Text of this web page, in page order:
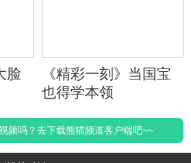
脸
《精彩一刻》当国宝
也得学本领
频吗？去下载熊猫频道客户端吧~~